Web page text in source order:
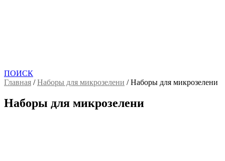
ПОИСК
Главная /Наборы для микрозелени /Наборы для микрозелени
Наборы для микрозелени